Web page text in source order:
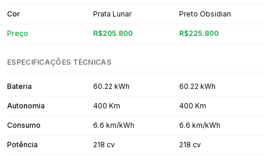
Cor Prata Lunar Preto Obsidian
Preço R$205.800 R$225.800
ESPECIFICAÇÕES TÉCNICAS
Bateria 60.22 kWh 60.22 kWh
Autonomia 400 Km 400 Km
Consumo 6.6 km/kWh 6.6 km/kWh
Potência 218 cv 218 cv